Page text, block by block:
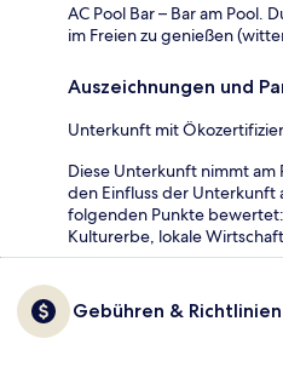
AC Pool Bar – Bar am Pool.
im Freien zu genießen
Auszeichnungen und
Unterkunft mit
Diese Unterkunft nimmt am
den Einfluss der
folgenden Punkte
Kulturerbe, lokale
Gebühren & Richtlinien